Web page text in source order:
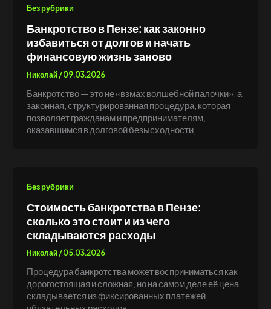
Без рубрики
Банкротство в Пензе: как законно
избавиться от долгов и начать
финансовую жизнь заново
Николай/09.03.2026
Банкротство — это не «взмах волшебной палочки», а
законная, структурированная процедура, которая
позволяет гражданам и предпринимателям,
оказавшимся в долговой безысходности,
Без рубрики
Стоимость банкротства в Пензе:
сколько это стоит и из чего
складываются расходы
Николай/05.03.2026
Процедура банкротства может восприниматься как
дорогостоящая и сложная, но на самом деле её цена
складывается из фиксированных платежей,